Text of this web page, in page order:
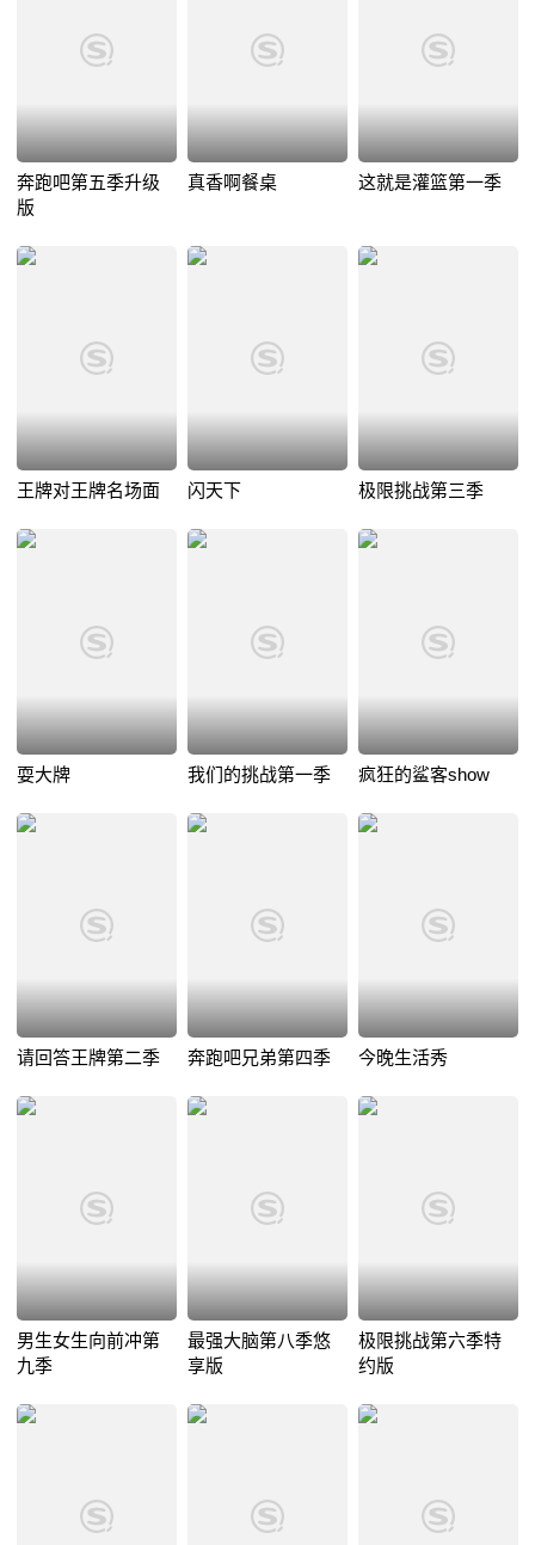
奔跑吧第五季升级
版
真香啊餐桌 这就是灌篮第一季
王牌对王牌名场面 闪天下 极限挑战第三季
耍大牌 我们的挑战第一季 疯狂的鲨客show
请回答王牌第二季 奔跑吧兄弟第四季 今晚生活秀
男生女生向前冲第
九季
最强大脑第八季悠
享版
极限挑战第六季特
约版